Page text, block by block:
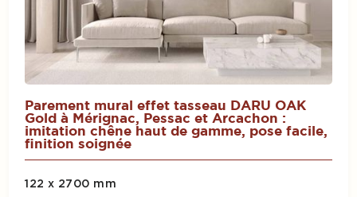
Parement mural effet tasseau DARU OAK
Gold à Mérignac, Pessac et Arcachon :
imitation chêne haut de gamme, pose facile,
finition soignée
122 x 2700 mm